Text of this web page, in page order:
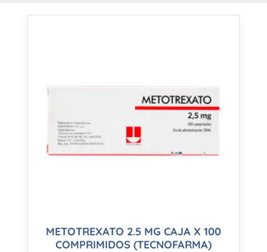
METOTREXATO 2.5 MG CAJA X 100
COMPRIMIDOS (TECNOFARMA)